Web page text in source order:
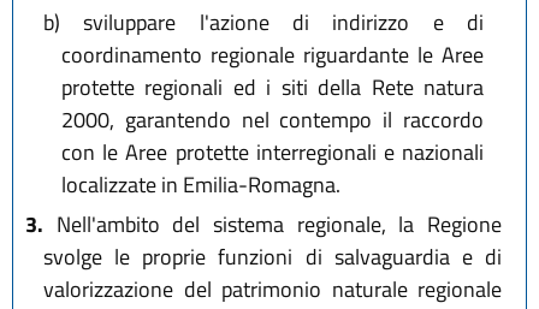
b) sviluppare l'azione di indirizzo e di
coordinamento regionale riguardante le Aree
protette regionali ed i siti della Rete natura
2000, garantendo nel contempo il raccordo
con le Aree protette interregionali e nazionali
localizzate in Emilia-Romagna.
3. Nell'ambito del sistema regionale, la Regione
svolge le proprie funzioni di salvaguardia e di
valorizzazione del patrimonio naturale regionale